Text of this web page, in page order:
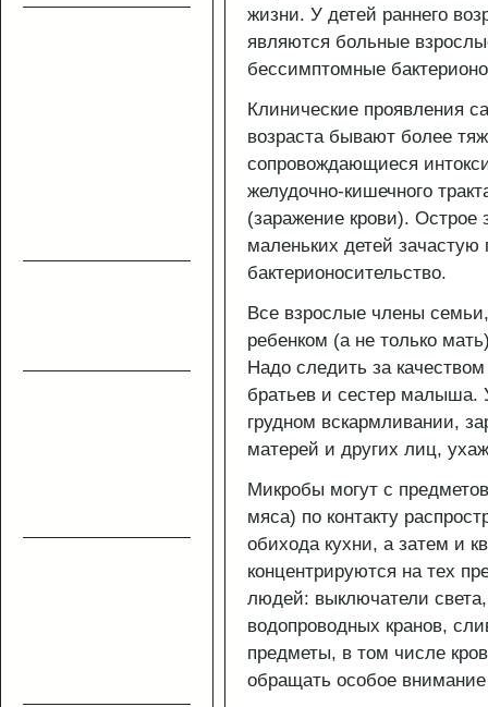
жизни. У детей раннего
являются больные
бессимптомные
Клинические проявления
возраста бывают более
сопровождающиеся
желудочно-кишечного
(заражение крови). Острое
маленьких детей зачастую
бактерионосительство.
Все взрослые члены
ребенком (а не только
Надо следить за
братьев и сестер малыша.
грудном вскармливании,
матерей и других лиц,
Микробы могут с
мяса) по контакту
обихода кухни, а затем и
концентрируются на тех
людей: выключатели
водопроводных кранов,
предметы, в том числе
обращать особое